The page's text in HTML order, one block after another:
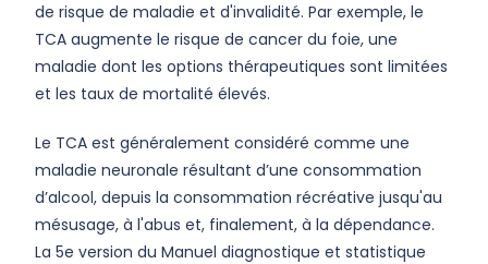
de risque de maladie et d'invalidité. Par exemple, le
TCA augmente le risque de cancer du foie, une
maladie dont les options thérapeutiques sont limitées
et les taux de mortalité élevés.
Le TCA est généralement considéré comme une
maladie neuronale résultant d’une consommation
d’alcool, depuis la consommation récréative jusqu'au
mésusage, à l'abus et, finalement, à la dépendance.
La 5e version du Manuel diagnostique et statistique